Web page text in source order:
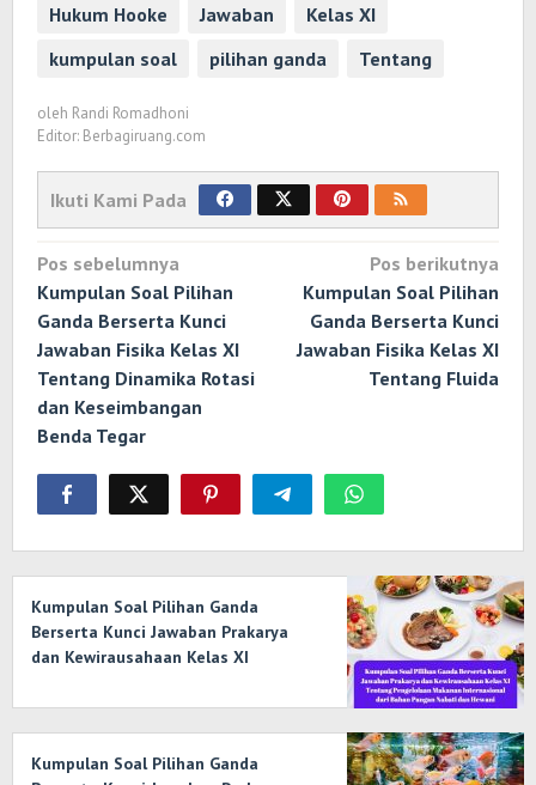
Hukum Hooke
Jawaban
Kelas XI
kumpulan soal
pilihan ganda Tentang
oleh Randi Romadhoni
Editor: Berbagiruang.com
Ikuti Kami Pada
Navigasi
pos
Pos sebelumnya
Kumpulan Soal Pilihan
Ganda Berserta Kunci
Jawaban Fisika Kelas XI
Tentang Dinamika Rotasi
dan Keseimbangan
Benda Tegar
Pos berikutnya
Kumpulan Soal Pilihan
Ganda Berserta Kunci
Jawaban Fisika Kelas XI
Tentang Fluida
Kumpulan Soal Pilihan Ganda
Berserta Kunci Jawaban Prakarya
dan Kewirausahaan Kelas XI
Internasional dari Bahan Pangan
Nabati dan Hewani
Kumpulan Soal Pilihan Ganda